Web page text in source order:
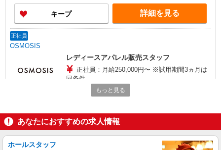
キープ 詳細を見る
正社員
OSMOSIS
レディースアパレル販売スタッフ
正社員：月給250,000円〜 ※試用期間3ヵ月は
同条件
大分県大分市要町1番14号 JRおおいたシテ
キープ
正社員
もっと見る
あなたにおすすめの求人情報
ホールスタッフ